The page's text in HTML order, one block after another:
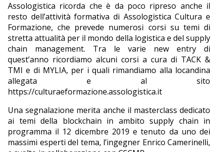
Assologistica ricorda che è da poco ripreso anche il
resto dell’attività formativa di Assologistica Cultura e
Formazione, che prevede numerosi corsi su temi di
stretta attualità per il mondo della logistica e del supply
chain management. Tra le varie new entry di
quest’anno ricordiamo alcuni corsi a cura di TACK &
TMI e di MYLIA, per i quali rimandiamo alla locandina
allegata e al sito
https://culturaeformazione.assologistica.it
Una segnalazione merita anche il masterclass dedicato
ai temi della blockchain in ambito supply chain in
programma il 12 dicembre 2019 e tenuto da uno dei
massimi esperti del tema, l’ingegner Enrico Camerinelli,